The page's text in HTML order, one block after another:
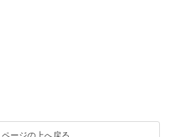
ページの上へ戻る